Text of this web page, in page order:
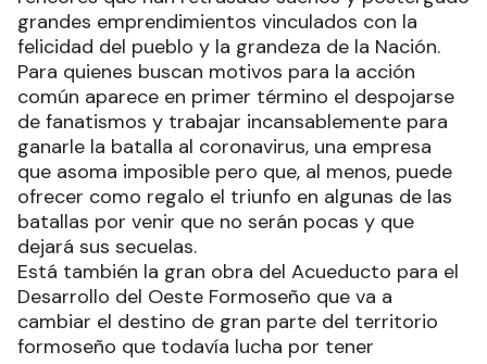
grandes emprendimientos vinculados con la
felicidad del pueblo y la grandeza de la Nación.
Para quienes buscan motivos para la acción
común aparece en primer término el despojarse
de fanatismos y trabajar incansablemente para
ganarle la batalla al coronavirus, una empresa
que asoma imposible pero que, al menos, puede
ofrecer como regalo el triunfo en algunas de las
batallas por venir que no serán pocas y que
dejará sus secuelas.
Está también la gran obra del Acueducto para el
Desarrollo del Oeste Formoseño que va a
cambiar el destino de gran parte del territorio
formoseño que todavía lucha por tener